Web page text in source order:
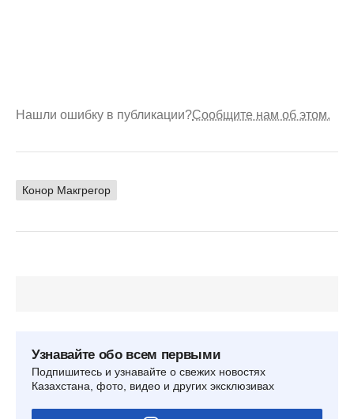
Нашли ошибку в публикации?Сообщите нам об этом.
Конор Макгрегор
Узнавайте обо всем первыми
Подпишитесь и узнавайте о свежих новостях
Казахстана, фото, видео и других эксклюзивах